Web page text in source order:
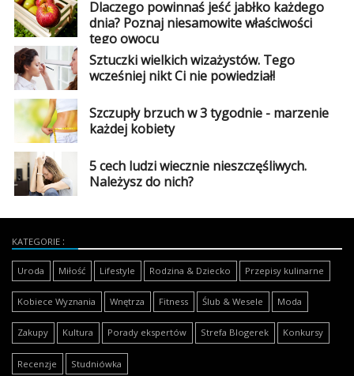
Dlaczego powinnaś jeść jabłko każdego
dnia? Poznaj niesamowite właściwości
tego owocu
Sztuczki wielkich wizażystów. Tego
wcześniej nikt Ci nie powiedział!
Szczupły brzuch w 3 tygodnie - marzenie
każdej kobiety
5 cech ludzi wiecznie nieszczęśliwych.
Należysz do nich?
KATEGORIE
Uroda Miłość Lifestyle Rodzina & Dziecko Przepisy kulinarne
Kobiece Wyznania Wnętrza Fitness Ślub & Wesele Moda
Zakupy Kultura Porady ekspertów Strefa Blogerek Konkursy
Recenzje Studniówka